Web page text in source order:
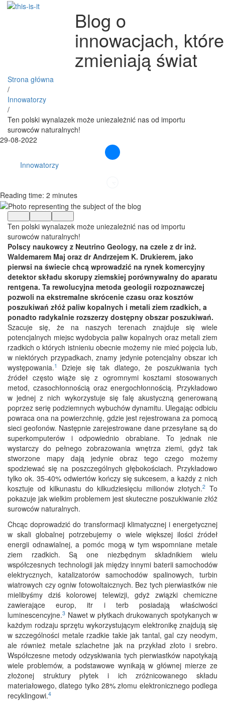
Blog o
innowacjach, które
zmieniają świat
Strona główna
/
Innowatorzy
/
Ten polski wynalazek może uniezależnić nas od importu
surowców naturalnych!
29-08-2022
Innowatorzy
Reading time: 2 minutes
Ten polski wynalazek może uniezależnić nas od importu
surowców naturalnych!
Polscy naukowcy z Neutrino Geology, na czele z dr inż.
Waldemarem Maj oraz dr Andrzejem K. Drukierem, jako
pierwsi na świecie chcą wprowadzić na rynek komercyjny
detektor składu skorupy ziemskiej porównywalny do aparatu
rentgena. Ta rewolucyjna metoda geologii rozpoznawczej
pozwoli na ekstremalne skrócenie czasu oraz kosztów
poszukiwań złóż paliw kopalnych i metali ziem rzadkich, a
ponadto radykalnie rozszerzy dostępny obszar poszukiwań.
Szacuje się, że na naszych terenach znajduje się wiele
potencjalnych miejsc wydobycia paliw kopalnych oraz metali ziem
rzadkich o których istnieniu obecnie możemy nie mieć pojęcia lub,
w niektórych przypadkach, znamy jedynie potencjalny obszar ich
występowania.1
Dzieje się tak dlatego, że poszukiwania tych
źródeł często wiąże się z ogromnymi kosztami stosowanych
metod, czasochłonnością oraz energochłonnością. Przykładowo
w jednej z nich wykorzystuje się falę akustyczną generowaną
poprzez serię podziemnych wybuchów dynamitu. Ulegając odbiciu
powraca ona na powierzchnię, gdzie jest rejestrowana za pomocą
sieci geofonów. Następnie zarejestrowane dane przesyłane są do
superkomputerów i odpowiednio obrabiane. To jednak nie
wystarczy do pełnego zobrazowania wnętrza ziemi, gdyż tak
stworzone mapy dają jedynie obraz tego czego możemy
spodziewać się na poszczególnych głębokościach. Przykładowo
tylko ok. 35-40% odwiertów kończy się sukcesem, a każdy z nich
kosztuje od kilkunastu do kilkudziesięciu milionów złotych.2 To
pokazuje jak wielkim problemem jest skuteczne poszukiwanie złóż
surowców naturalnych.
Chcąc doprowadzić do transformacji klimatycznej i energetycznej
w skali globalnej potrzebujemy o wiele większej ilości źródeł
energii odnawialnej, a pomóc mogą w tym wspomniane metale
ziem rzadkich. Są one niezbędnym składnikiem wielu
współczesnych technologii jak między innymi baterii samochodów
elektrycznych, katalizatorów samochodów spalinowych, turbin
wiatrowych czy ogniw fotowoltaicznych. Bez tych pierwiastków nie
mielibyśmy dziś kolorowej telewizji, gdyż związki chemiczne
zawierające europ, itr i terb posiadają właściwości
luminescencyjne.3 Nawet w płytkach drukowanych spotykanych w
każdym rodzaju sprzętu wykorzystującym elektronikę znajdują się
w szczególności metale rzadkie takie jak tantal, gal czy neodym,
ale również metale szlachetne jak na przykład złoto i srebro.
Współczesne metody odzyskiwania tych pierwiastków napotykają
wiele problemów, a podstawowe wynikają w głównej mierze ze
złożonej struktury płytek i ich zróżnicowanego składu
materiałowego, dlatego tylko 28% złomu elektronicznego podlega
recyklingowi.4